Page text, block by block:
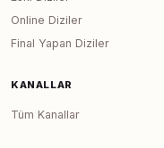
Online Diziler
Final Yapan Diziler
KANALLAR
Tüm Kanallar